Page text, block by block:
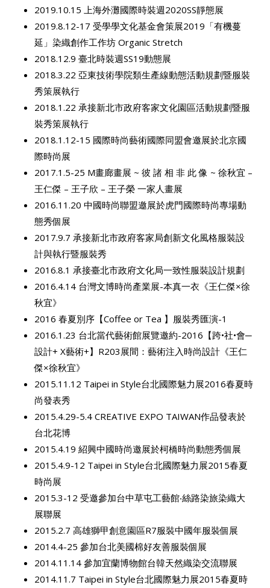
2019.10.15 上海外灘國際時裝週2020SS靜態展
2019.8.12-17 受學學文化基金會策展2019「有機蔓
延」染織創作工作坊 Organic Stretch
2018.12.9 臺北時裝週SS19動態展
2018.3.22 亞東技術學院類生產線動態活動規劃暨服裝
秀策展執行
2018.1.22 承接新北市政府客家文化園區活動規劃暨服
裝秀策展執行
2018.1.12-15 國際時尚藝術國際同盟會邀展於北京國
際時尚展
2017.1.5-25 M畫廊畫展 ~ 彼 諸 相 非 此 像 ~ 徐秋宜 –
王仁傑 – 王子欣 – 王子榮 一家人畫展
2016.11.20 中國時尚聯盟邀展於虎門國際時尚專場動
態秀個展
2017.9.7 承接新北市政府客家局創新文化風格服裝設
計與執行暨服裝秀
2016.8.1 承接臺北市政府文化局一致性服裝設計規劃
2016.4.14 台灣文博時尚產業展-本真一衣《王仁傑×徐
秋宜》
2016 春夏別序【Coffee or Tea 】服裝秀匯演-1
2016.1.23 台北當代藝術館展覽邀約-2016【跨•社•會─
設計+ X藝術+】R203展間：藝術注入時尚設計《王仁
傑×徐秋宜》
2015.11.12 Taipei in Style台北國際魅力展2016春夏時
尚發表秀
2015.4.29-5.4 CREATIVE EXPO TAIWAN作品發表於
台北花博
2015.4.19 紹興中國時尚邀展於柯橋時尚動態秀個展
2015.4.9-12 Taipei in Style台北國際魅力展2015春夏
時尚展
2015.3-12 受邀參加台中草屯工藝館‧絲路染旅染織大
展聯展
2015.2.7 高雄獅甲創意園區R7服裝中國年服裝個展
2014.4-25 參加台北美國棉好友善服裝個展
2014.11.14 參加宜蘭博物館台韓天然織染交流聯展
2014.11.7 Taipei in Style台北國際魅力展2015春夏時